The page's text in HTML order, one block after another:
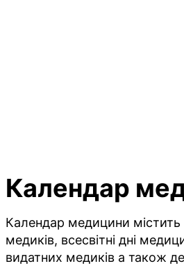
Календар
Календар медицини містить
медиків, всесвітні дні
видатних медиків а також